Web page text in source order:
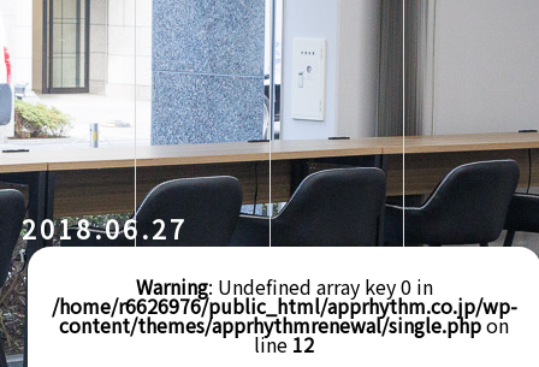
2018.06.27
Warning: Undefined array key 0 in
/home/r6626976/public_html/apprhythm.co.jp/wp-
content/themes/apprhythmrenewal/single.phpon
line 12